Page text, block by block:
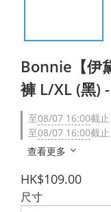
Bonnie【伊
褲 L/XL (黑) -
至08/07 16:00截止
至08/07 16:00截止
查看更多
HK$109.00
尺寸